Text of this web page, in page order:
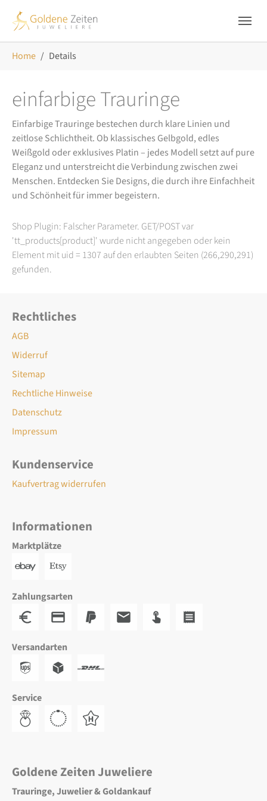
Home Details
einfarbige Trauringe
Einfarbige Trauringe bestechen durch klare Linien und
zeitlose Schlichtheit. Ob klassisches Gelbgold, edles
Weißgold oder exklusives Platin – jedes Modell setzt auf pure
Eleganz und unterstreicht die Verbindung zwischen zwei
Menschen. Entdecken Sie Designs, die durch ihre Einfachheit
und Schönheit für immer begeistern.
Shop Plugin: Falscher Parameter. GET/POST var
'tt_products[product]' wurde nicht angegeben oder kein
Element mit uid = 1307 auf den erlaubten Seiten (266,290,291)
gefunden.
Rechtliches
AGB
Widerruf
Sitemap
Rechtliche Hinweise
Datenschutz
Impressum
Kundenservice
Kaufvertrag widerrufen
Informationen
Marktplätze
Zahlungsarten
Versandarten
Service
Goldene Zeiten Juweliere
Trauringe, Juwelier & Goldankauf